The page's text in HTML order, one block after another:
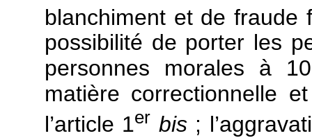
blanchiment et de fraude
possibilité de porter les
personnes morales à
matière correctionnelle
l’article 1er bis;